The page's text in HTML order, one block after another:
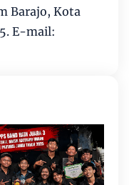
Barajo, Kota
E-mail: